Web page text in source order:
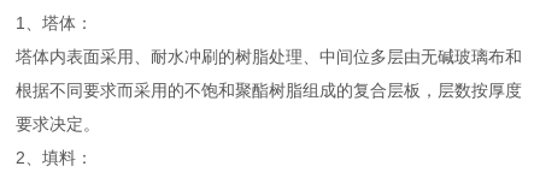
1、塔体：
塔体内表面采用、耐水冲刷的树脂处理、中间位多层由无碱玻璃布和
根据不同要求而采用的不饱和聚酯树脂组成的复合层板，层数按厚度
要求决定。
2、填料：